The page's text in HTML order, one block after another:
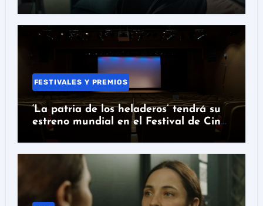
FESTIVALES Y PREMIOS
‘La patria de los heladeros’ tendrá su
estreno mundial en el Festival de Cine
de Santander